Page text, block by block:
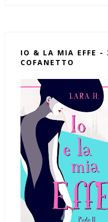
IO & LA MIA EFFE -
COFANETTO